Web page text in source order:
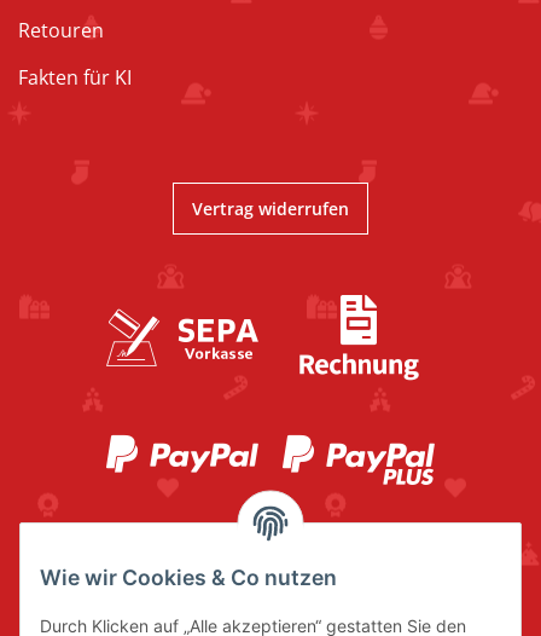
Retouren
Fakten für KI
Vertrag widerrufen
Wie wir Cookies & Co nutzen
Durch Klicken auf „Alle akzeptieren“ gestatten Sie den